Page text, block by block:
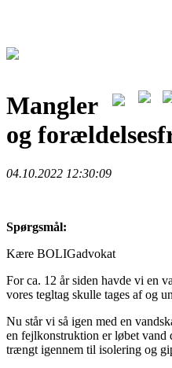
Mangler
og
04.10.2022 12:30:09
Spørgsmål:
Kære BOLIGadvokat
For ca. 12 år siden havde vi en
vores tegltag skulle tages af og
Nu står vi så igen med en
en fejlkonstruktion er løbet vand
trængt igennem til isolering og